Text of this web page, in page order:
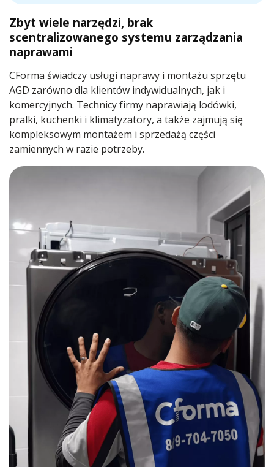
Zbyt wiele narzędzi, brak
scentralizowanego systemu zarządzania
naprawami
CForma świadczy usługi naprawy i montażu sprzętu
AGD zarówno dla klientów indywidualnych, jak i
komercyjnych. Technicy firmy naprawiają lodówki,
pralki, kuchenki i klimatyzatory, a także zajmują się
kompleksowym montażem i sprzedażą części
zamiennych w razie potrzeby.